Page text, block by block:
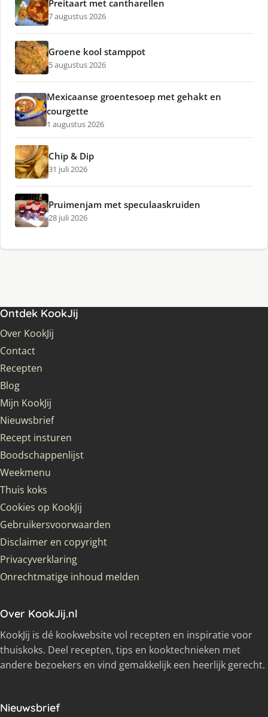
Preitaart met cantharellen
7 augustus 2026
Groene kool stamppot
5 augustus 2026
Mexicaanse groentesoep met gehakt en
courgette
1 augustus 2026
Chip & Dip
31 juli 2026
Pruimenjam met speculaaskruiden
28 juli 2026
Ontdek KookJij
Over KookJij
Contact
Recepten
Blog
Mijn KookJij
Nieuwsbrief
Recept insturen
Boodschappenlijst
Weekmenu
Thuis koks
Cookies op KookJij
Gebruikersvoorwaarden
Disclaimer en copyright
Privacyverklaring
Onrechtmatige inhoud melden
Over KookJij.nl
KookJij is dé kookwebsite vol recepten en inspiratie voor
thuiskoks. Deel recepten, tips en kooktechnieken met
andere bezoekers en vind gemakkelijk een heerlijk gerecht.
Nieuwsbrief